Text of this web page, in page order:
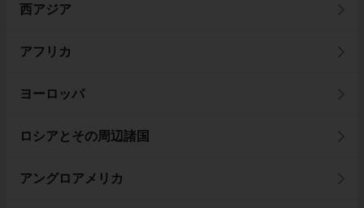
西アジア
アフリカ
ヨーロッパ
ロシアとその周辺諸国
アングロアメリカ